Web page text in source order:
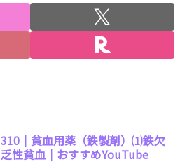
310｜貧血用薬（鉄製剤）⑴鉄欠
乏性貧血｜おすすめYouTube